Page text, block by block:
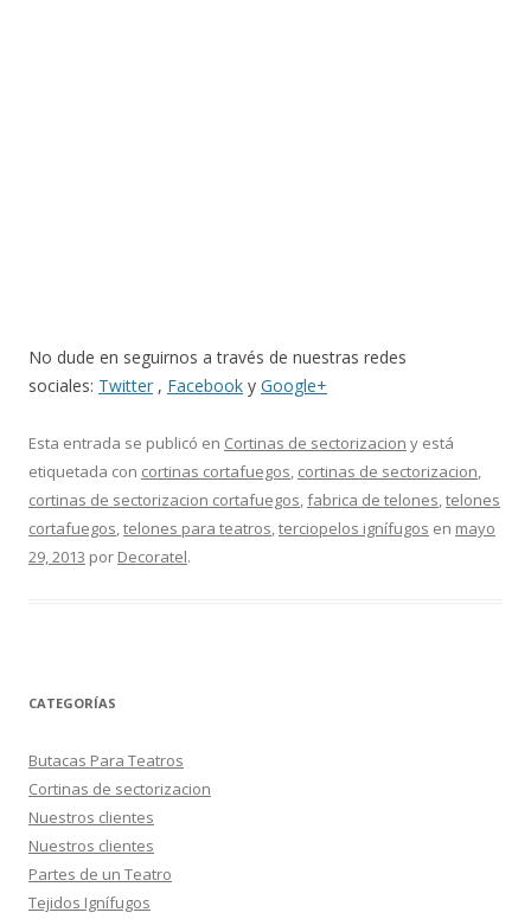
No dude en seguirnos a través de nuestras redes
sociales: Twitter , Facebook y Google+
Esta entrada se publicó en Cortinas de sectorizacion y está
etiquetada con cortinas cortafuegos, cortinas de sectorizacion,
cortinas de sectorizacion cortafuegos,fabrica de telones,telones
cortafuegos,telones para teatros,terciopelos ignífugos en mayo
29, 2013 por Decoratel.
CATEGORÍAS
Butacas Para Teatros
Cortinas de sectorizacion
Nuestros clientes
Nuestros clientes
Partes de un Teatro
Tejidos Ignífugos